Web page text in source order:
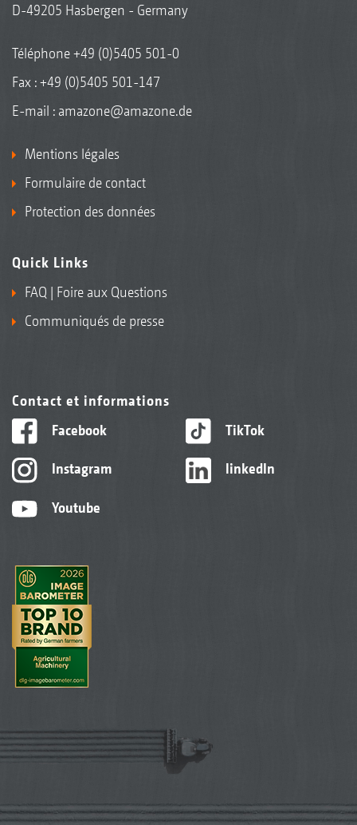
D-49205 Hasbergen - Germany
Téléphone+49 (0)5405 501-0
Fax : +49 (0)5405 501-147
E-mail : amazone@amazone.de
Mentions légales
Formulaire de contact
Protection des données
Quick Links
FAQ | Foire aux Questions
Communiqués de presse
Contact et informations
Facebook
Instagram
Youtube
TikTok
linkedIn